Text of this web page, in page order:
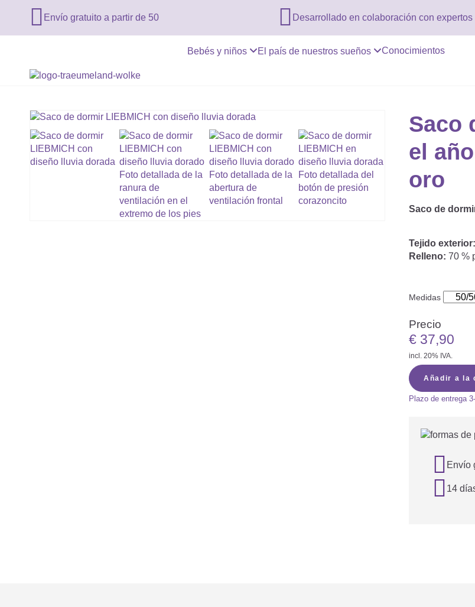
 Envío gratuito a partir de 50  Desarrollado en colaboración con expertos
Bebés y niños El país de nuestros sueños Conocimientos
Saco
el
oro
Saco de
Tejido exterior:
Relleno: 70 %
Medidas
Precio
€ 37,90
incl. 20% IVA.
Añadir a la
Plazo de entrega
 Envío
 14